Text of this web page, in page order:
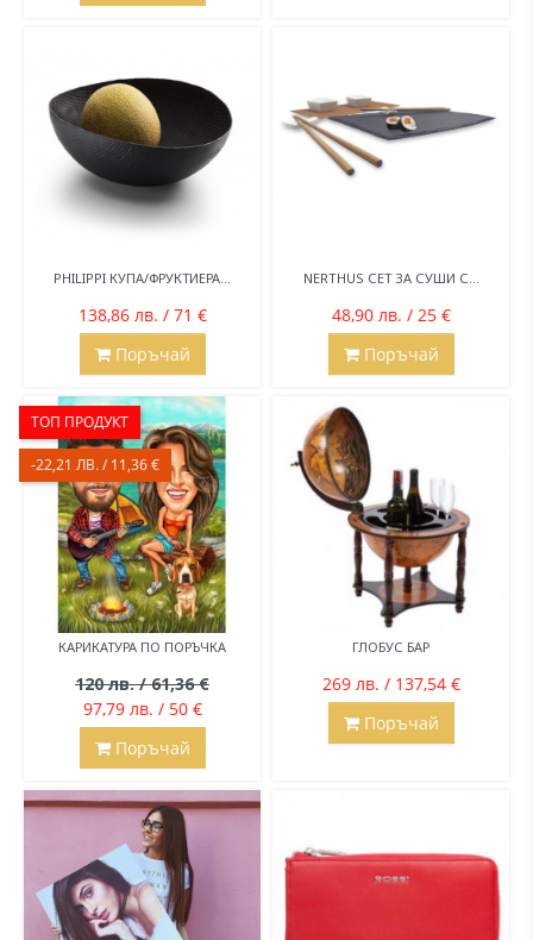
PHILIPPI КУПА/ФРУКТИЕРА...
138,86 лв. / 71 €
Поръчай
NERTHUS СЕТ ЗА СУШИ С...
48,90 лв. / 25 €
Поръчай
КАРИКАТУРА ПО ПОРЪЧКА
120 лв. / 61,36 €
97,79 лв. / 50 €
ТОП ПРОДУКТ
-22,21 ЛВ. / 11,36 €
Поръчай
ГЛОБУС БАР
269 лв. / 137,54 €
Поръчай